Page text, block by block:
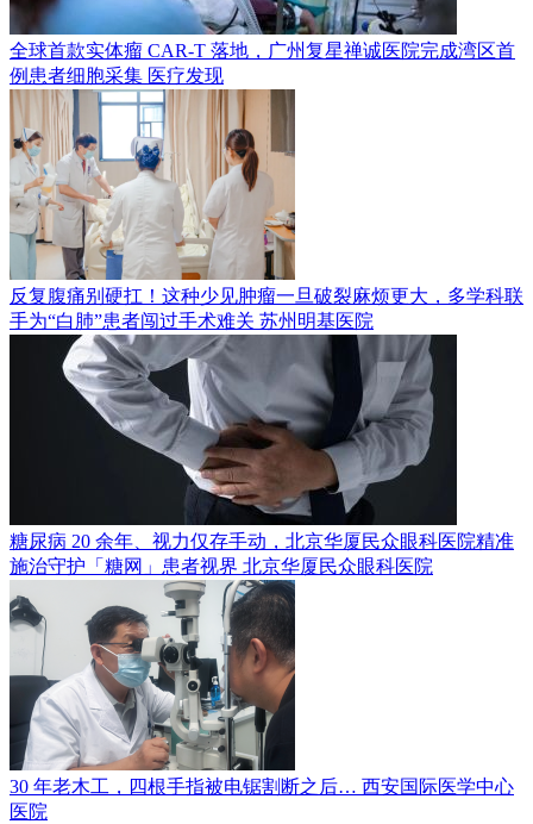
全球首款实体瘤 CAR-T 落地，广州复星禅诚医院完成湾区首
例患者细胞采集 医疗发现
反复腹痛别硬扛！这种少见肿瘤一旦破裂麻烦更大，多学科联
手为“白肺”患者闯过手术难关 苏州明基医院
糖尿病 20 余年、视力仅存手动，北京华厦民众眼科医院精准
施治守护「糖网」患者视界 北京华厦民众眼科医院
30 年老木工，四根手指被电锯割断之后… 西安国际医学中心
医院